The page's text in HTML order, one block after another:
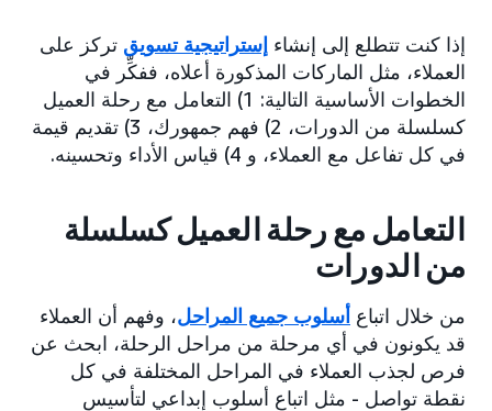
إذا كنت تتطلع إلى إنشاء إستراتيجية تسويق تركز على
العملاء، مثل الماركات المذكورة أعلاه، ففكِّر في
الخطوات الأساسية التالية: 1) التعامل مع رحلة العميل
كسلسلة من الدورات، 2) فهم جمهورك، 3) تقديم قيمة
في كل تفاعل مع العملاء، و 4) قياس الأداء وتحسينه.
التعامل مع رحلة العميل كسلسلة
من الدورات
من خلال اتباع أسلوب جميع المراحل، وفهم أن العملاء
قد يكونون في أي مرحلة من مراحل الرحلة، ابحث عن
فرص لجذب العملاء في المراحل المختلفة في كل
نقطة تواصل - مثل اتباع أسلوب إبداعي لتأسيس